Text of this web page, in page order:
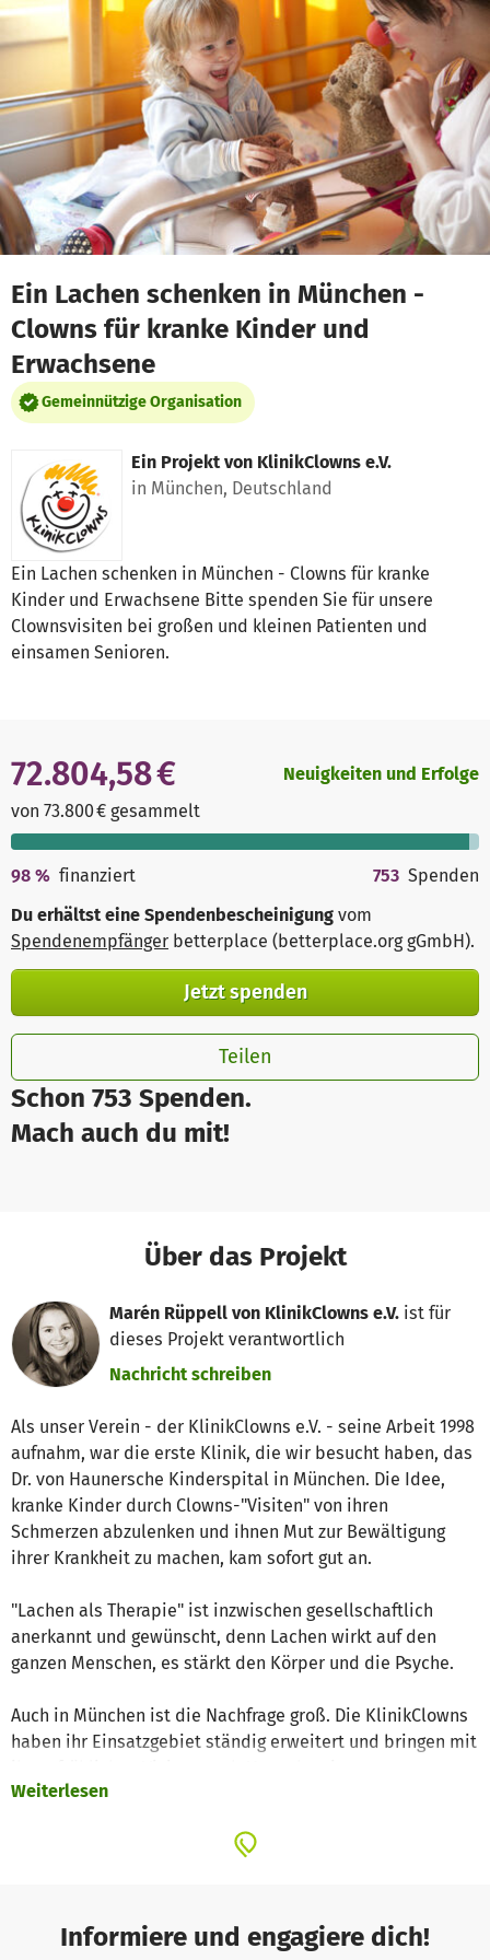
Zum Hauptinhalt springen
Erklärung zur Barrierefreiheit anzeigen
Ein Lachen schenken in München -
Clowns für kranke Kinder und
Erwachsene
Gemeinnützige Organisation
Ein Projekt von KlinikClowns e.V.
in München, Deutschland
Ein Lachen schenken in München - Clowns für kranke
Kinder und Erwachsene Bitte spenden Sie für unsere
Clownsvisiten bei großen und kleinen Patienten und
einsamen Senioren.
Schon 753 Spenden.
Mach auch du mit!
72.804,58 €
von 73.800 € gesammelt
Neuigkeiten und Erfolge
98 % finanziert 753 Spenden
Du erhältst eine Spendenbescheinigung vom
Spendenempfänger betterplace (betterplace.org gGmbH).
Jetzt spenden
Teilen
Über das Projekt
Marén Rüppell von KlinikClowns e.V. ist für
dieses Projekt verantwortlich
Nachricht schreiben
Als unser Verein - der KlinikClowns e.V. - seine Arbeit 1998
aufnahm, war die erste Klinik, die wir besucht haben, das
Dr. von Haunersche Kinderspital in München. Die Idee,
kranke Kinder durch Clowns-"Visiten" von ihren
Schmerzen abzulenken und ihnen Mut zur Bewältigung
ihrer Krankheit zu machen, kam sofort gut an.
"Lachen als Therapie" ist inzwischen gesellschaftlich
anerkannt und gewünscht, denn Lachen wirkt auf den
ganzen Menschen, es stärkt den Körper und die Psyche.
Auch in München ist die Nachfrage groß. Die KlinikClowns
haben ihr Einsatzgebiet ständig erweitert und bringen mit
Seniorenheimen, Behinderteneinrichtungen, Klinik-
Palliativstationen und in Hospizen zum Lachen.
"Ein Lachen schenken in München" können wir aber nur
Weiterlesen
Informiere und engagiere dich!